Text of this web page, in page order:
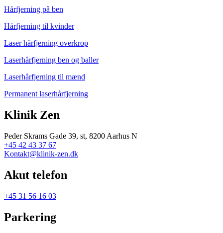
Hårfjerning på ben
Hårfjerning til kvinder
Laser hårfjerning overkrop
Laserhårfjerning ben og baller
Laserhårfjerning til mænd
Permanent laserhårfjerning
Klinik Zen
Peder Skrams Gade 39, st, 8200 Aarhus N
+45 42 43 37 67
Kontakt@klinik-zen.dk
Akut telefon
+45 31 56 16 03
Parkering